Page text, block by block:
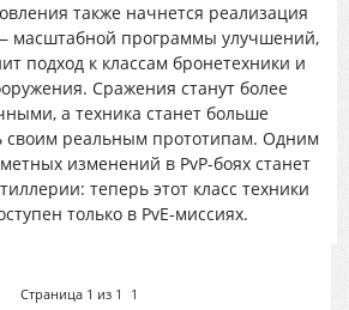
также начнется реализация
масштабной программы улучшений,
подход к классам бронетехники и
Сражения станут более
а техника станет больше
своим реальным прототипам. Одним
изменений в PvP-боях станет
теперь этот класс техники
только в PvE-миссиях.
Страница 1 из 1 1